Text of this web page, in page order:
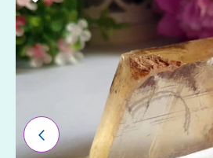
OS
ANTERIOR